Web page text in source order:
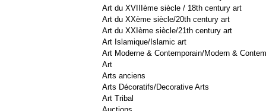
Art du XVIIIème siècle / 18th century art
Art du XXème siècle/20th century art
Art du XXIème siècle/21th century art
Art Islamique/Islamic art
Art Moderne & Contemporain/Modern &
Art
Arts anciens
Arts Décoratifs/Decorative Arts
Art Tribal